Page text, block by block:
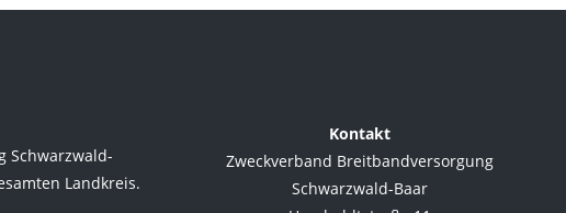
Schwarzwald-
Landkreis.
Kontakt
Zweckverband Breitbandversorgung
Schwarzwald-Baar